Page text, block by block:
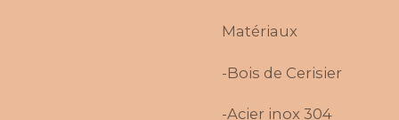
Matériaux
-Bois de Cerisier
-Acier inox 304